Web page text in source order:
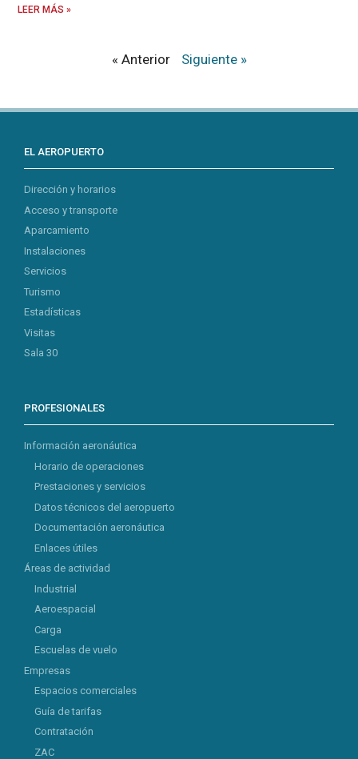
LEER MÁS »
« Anterior Siguiente »
EL AEROPUERTO
Dirección y horarios
Acceso y transporte
Aparcamiento
Instalaciones
Servicios
Turismo
Estadísticas
Visitas
Sala 30
PROFESIONALES
Información aeronáutica
Horario de operaciones
Prestaciones y servicios
Datos técnicos del aeropuerto
Documentación aeronáutica
Enlaces útiles
Áreas de actividad
Industrial
Aeroespacial
Carga
Escuelas de vuelo
Empresas
Espacios comerciales
Guía de tarifas
Contratación
ZAC